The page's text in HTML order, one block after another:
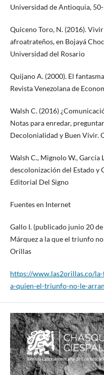
Universidad de Antioquia,
Quiceno Toro, N. (2016).
afroatrateños, en Bojayá
Universidad del Rosario
Quijano A. (2000). El
Revista Venezolana de
Walsh C. (2016)
Notas para enredar,
Decolonialidad y Buen Vivir.
Walsh C., Mignolo W.,
descolonización del Estado y
Editorial Del Signo
Fuentes en Internet
Gallo I. (publicado junio 20
Márquez a la que el triunfo
Orillas
https://www.las2orillas.co/
a-quien-el-triunfo-no-le-